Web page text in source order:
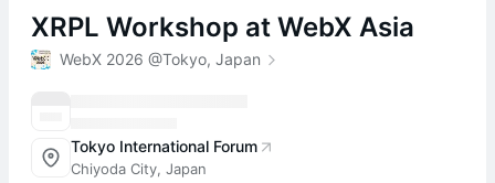
XRPL Workshop at WebX Asia
WebX 2026 @Tokyo, Japan
Tokyo International Forum
Chiyoda City, Japan